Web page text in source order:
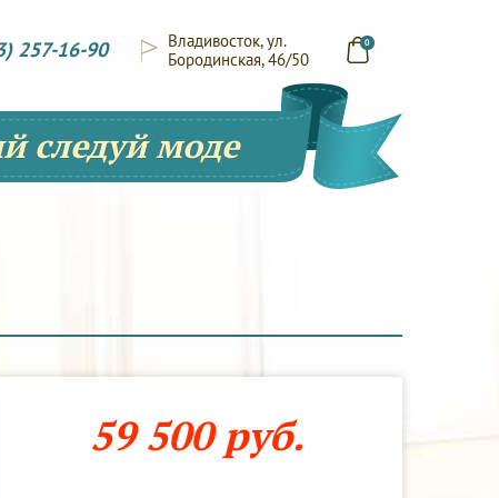
0
Владивосток, ул.
Бородинская, 46/50
257-16-90
следуй моде
59 500 руб.